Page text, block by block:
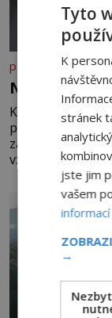
panidomu.cz
Nedovolte
Každý, komu je
procvičovat
začíná
vzpomenout si
paměti lovíte
Je to opravdu
rozhodla
Tyto
K
stránek
jste jim
vašem
informací
→